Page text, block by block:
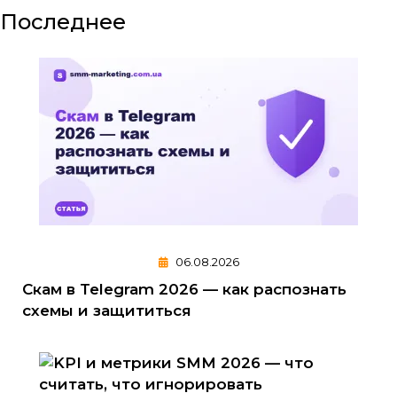
Последнее
06.08.2026
Скам в Telegram 2026 — как распознать
схемы и защититься